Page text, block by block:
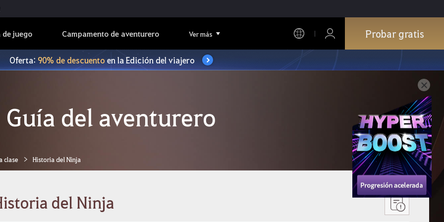
juego Campamento de aventurero Ver más Probar gratis
Oferta: 90% de descuentoen la Edición del viajero
Guía del aventurero
clase Historia del Ninja
del Ninja